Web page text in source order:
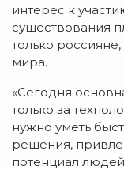
интерес к
существования
только
мира.
«Сегодня
только за
нужно уметь
решения,
потенциал